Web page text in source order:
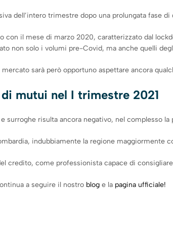
dell’intero trimestre dopo una prolungata fase di
con il mese di marzo 2020, caratterizzato dal
non solo i volumi pre-Covid, ma anche quelli
sarà però opportuno aspettare ancora
mutui nel I trimestre 2021
surroghe risulta ancora negativo, nel complesso
indubbiamente la regione maggiormente
credito, come professionista capace di
a seguire il nostro blog e la pagina ufficiale!